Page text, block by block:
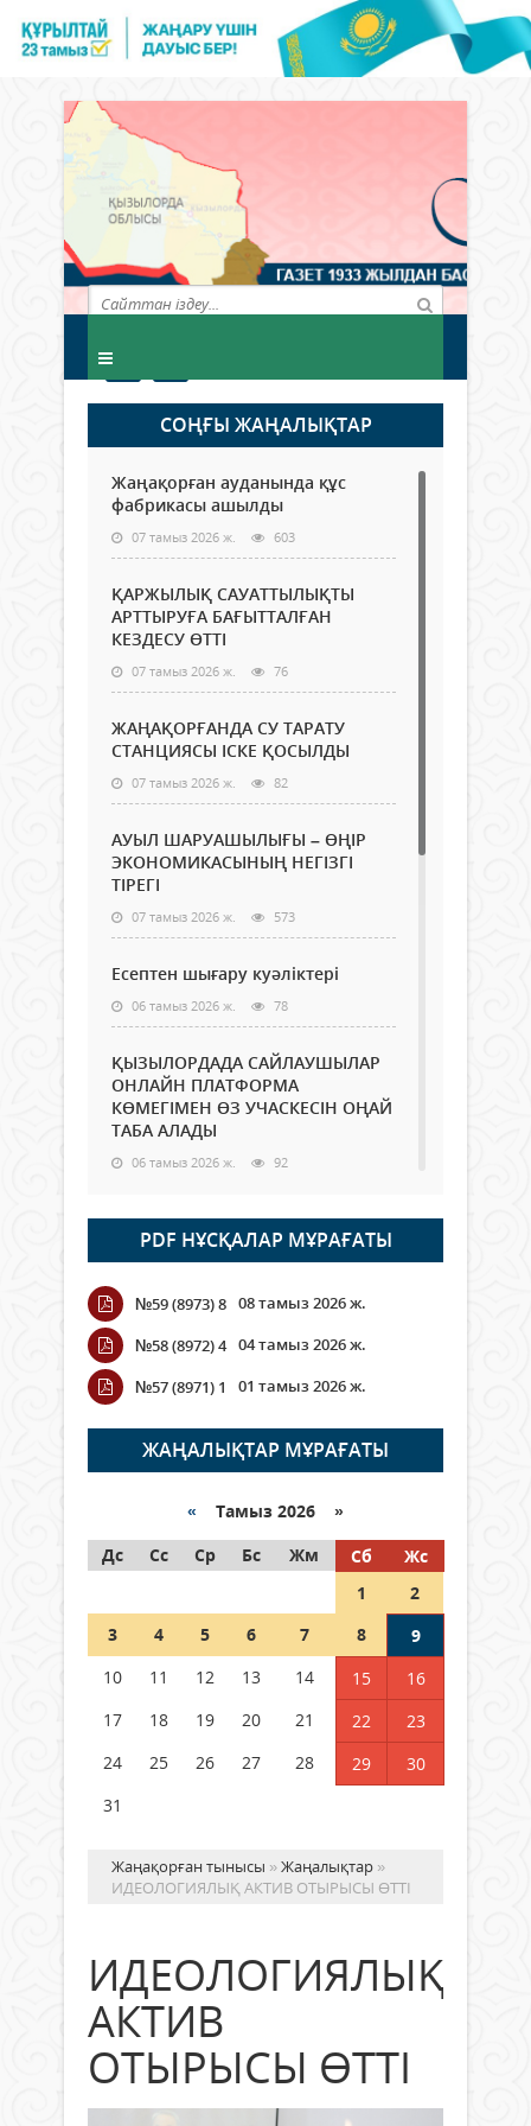
СОҢҒЫ ЖАҢАЛЫҚТАР
Жаңақорған ауданында құс
фабрикасы ашылды
07 тамыз 2026 ж. 603
ҚАРЖЫЛЫҚ САУАТТЫЛЫҚТЫ
АРТТЫРУҒА БАҒЫТТАЛҒАН
КЕЗДЕСУ ӨТТІ
07 тамыз 2026 ж. 76
ЖАҢАҚОРҒАНДА СУ ТАРАТУ
СТАНЦИЯСЫ ІСКЕ ҚОСЫЛДЫ
07 тамыз 2026 ж. 82
АУЫЛ ШАРУАШЫЛЫҒЫ – ӨҢІР
ЭКОНОМИКАСЫНЫҢ НЕГІЗГІ
ТІРЕГІ
07 тамыз 2026 ж. 573
Есептен шығару куәліктері
06 тамыз 2026 ж. 78
ҚЫЗЫЛОРДАДА САЙЛАУШЫЛАР
ОНЛАЙН ПЛАТФОРМА
КӨМЕГІМЕН ӨЗ УЧАСКЕСІН ОҢАЙ
ТАБА АЛАДЫ
06 тамыз 2026 ж. 92
Open Air: Қызылорда облысы
полиция департаменті 20
мыңнан астам көрерменнің
қауіпсіздігін қамтамасыз етті
06 тамыз 2026 ж.
Wi-Fi ҚАБЫРҒА АРҚЫЛЫ ҚАЛАЙ
ӨТЕДІ?
06 тамыз 2026 ж. 269
граждане Казахстана,
05 тамыз 2026 ж. 151
Шетелде жүрген Қазақстан
азаматтары қалай дауыс бере
PDF НҰСҚАЛАР МҰРАҒАТЫ
№59 (8973) 8 08 тамыз 2026 ж.
№58 (8972) 4 04 тамыз 2026 ж.
№57 (8971) 1
01 тамыз 2026 ж.
ЖАҢАЛЫҚТАР МҰРАҒАТЫ
« Тамыз 2026 »
Дс
Сс Ср Бс Жм Сб
Жс
1
2
3
4 5 6 7 8
9
10
11 12 13 14 15
16
17
18 19 20 21 22
23
24
25 26 27 28 29
30
31
Жаңақорған тынысы »Жаңалықтар »
ИДЕОЛОГИЯЛЫҚ АКТИВ ОТЫРЫСЫ ӨТТІ
ИДЕОЛОГИЯЛЫҚ
АКТИВ
ОТЫРЫСЫ ӨТТІ